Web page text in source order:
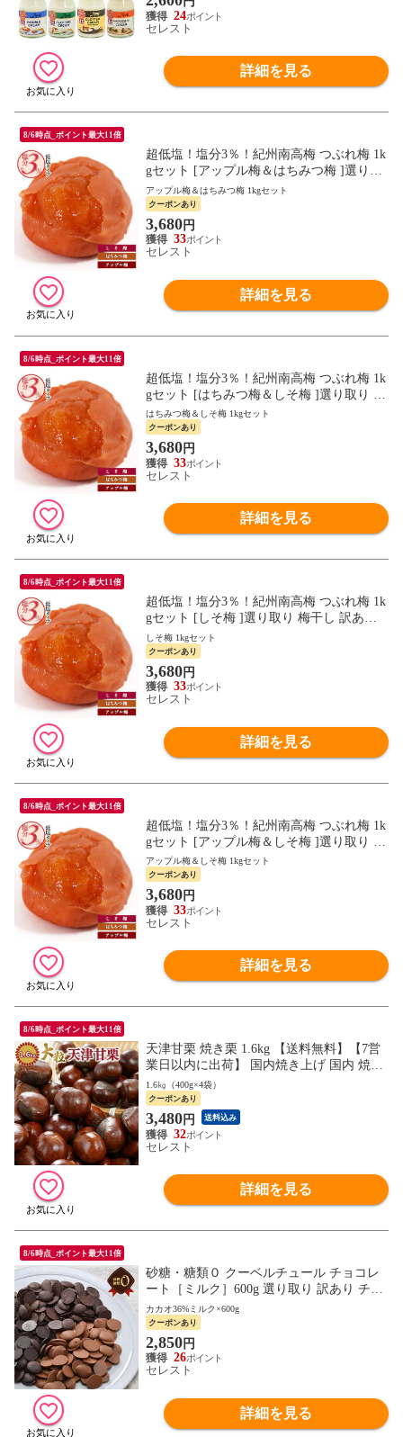
24
セレスト
詳細を見る
8/6時点_ポイント最大11倍
超低塩！塩分3％！紀州南高梅 つぶれ梅 1k
gセット [アップル梅＆はちみつ梅 ]選り取
り 梅干し 訳あり 梅 減塩 4セットまで1配
送でお届け ［常温］ 【7日以内に出荷】
【送料無料】 梅干し 梅干 訳あり 送料無料
塩分 3％ 昔ながら しそ梅干し
アップル梅＆はちみつ梅 1kgセット
クーポンあり
3,680円
33
セレスト
詳細を見る
8/6時点_ポイント最大11倍
超低塩！塩分3％！紀州南高梅 つぶれ梅 1k
gセット [はちみつ梅＆しそ梅 ]選り取り 梅
干し 訳あり 梅 減塩 4セットまで1配送でお
届け ［常温］ 【7日以内に出荷】 【送料
無料】 梅干し 梅干 訳あり 送料無料 塩分
3％ 昔ながら しそ梅干し
はちみつ梅＆しそ梅 1kgセット
クーポンあり
3,680円
33
セレスト
詳細を見る
8/6時点_ポイント最大11倍
超低塩！塩分3％！紀州南高梅 つぶれ梅 1k
gセット [しそ梅 ]選り取り 梅干し 訳あり
梅 減塩 4セットまで1配送でお届け ［常
温］ 【7日以内に出荷】 【送料無料】 梅
干し 梅干 訳あり 送料無料 塩分 3％ 昔なが
ら しそ梅干し
しそ梅 1kgセット
クーポンあり
3,680円
33
セレスト
詳細を見る
8/6時点_ポイント最大11倍
超低塩！塩分3％！紀州南高梅 つぶれ梅 1k
gセット [アップル梅＆しそ梅 ]選り取り 梅
干し 訳あり 梅 減塩 4セットまで1配送でお
届け ［常温］ 【7日以内に出荷】 【送料
無料】 梅干し 梅干 訳あり 送料無料 塩分
3％ 昔ながら しそ梅干し
アップル梅＆しそ梅 1kgセット
クーポンあり
3,680円
33
セレスト
詳細を見る
8/6時点_ポイント最大11倍
天津甘栗 焼き栗 1.6kg 【送料無料】【7営
業日以内に出荷】 国内焼き上げ 国内 焼き
上げ 栗 くり クリ マロン 天津 甘栗 あまぐ
り 焼き栗 焼栗 殻付き 皮付き 殻 皮 無添加
砂糖不使用 水あめ不使用
1.6㎏（400g×4袋）
クーポンあり
3,480円 送料込み
32
セレスト
詳細を見る
8/6時点_ポイント最大11倍
砂糖・糖類０ クーベルチュール チョコレ
ート［ミルク］600g 選り取り 訳あり チョ
コ［冷蔵/冷凍可］【7営業日以内に出荷】
カカオ36%ミルク×600g
クーポンあり
2,850円
26
セレスト
詳細を見る